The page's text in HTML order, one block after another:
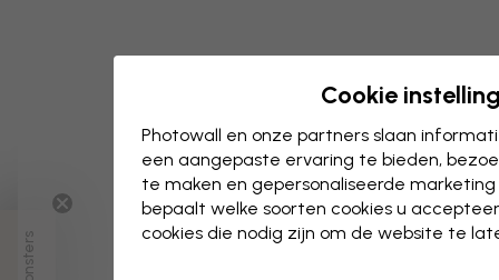
Cookie
Photowall en onze partners slaan
een aangepaste ervaring te bieden,
te maken en gepersonaliseerde
bepaalt welke soorten cookies u
cookies die nodig zijn om de website te